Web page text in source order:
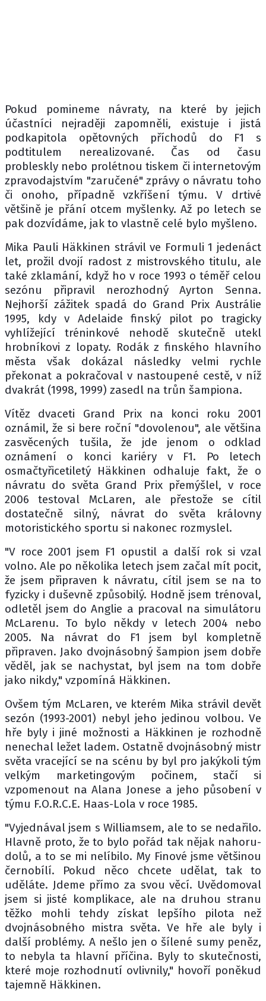
Pokud pomineme návraty, na které by jejich
účastníci nejraději zapomněli, existuje i jistá
podkapitola opětovných příchodů do F1 s
podtitulem nerealizované. Čas od času
probleskly nebo prolétnou tiskem či internetovým
zpravodajstvím "zaručené" zprávy o návratu toho
či onoho, případně vzkříšení týmu. V drtivé
většině je přání otcem myšlenky. Až po letech se
pak dozvídáme, jak to vlastně celé bylo myšleno.
Mika Pauli Häkkinen strávil ve Formuli 1 jedenáct
let, prožil dvojí radost z mistrovského titulu, ale
také zklamání, když ho v roce 1993 o téměř celou
sezónu připravil nerozhodný Ayrton Senna.
Nejhorší zážitek spadá do Grand Prix Austrálie
1995, kdy v Adelaide finský pilot po tragicky
vyhlížející tréninkové nehodě skutečně utekl
hrobníkovi z lopaty. Rodák z finského hlavního
města však dokázal následky velmi rychle
překonat a pokračoval v nastoupené cestě, v níž
dvakrát (1998, 1999) zasedl na trůn šampiona.
Vítěz dvaceti Grand Prix na konci roku 2001
oznámil, že si bere roční "dovolenou", ale většina
zasvěcených tušila, že jde jenom o odklad
oznámení o konci kariéry v F1. Po letech
osmačtyřicetiletý Häkkinen odhaluje fakt, že o
návratu do světa Grand Prix přemýšlel, v roce
2006 testoval McLaren, ale přestože se cítil
dostatečně silný, návrat do světa královny
motoristického sportu si nakonec rozmyslel.
"V roce 2001 jsem F1 opustil a další rok si vzal
volno. Ale po několika letech jsem začal mít pocit,
že jsem připraven k návratu, cítil jsem se na to
fyzicky i duševně způsobilý. Hodně jsem trénoval,
odletěl jsem do Anglie a pracoval na simulátoru
McLarenu. To bylo někdy v letech 2004 nebo
2005. Na návrat do F1 jsem byl kompletně
připraven. Jako dvojnásobný šampion jsem dobře
věděl, jak se nachystat, byl jsem na tom dobře
jako nikdy," vzpomíná Häkkinen.
Ovšem tým McLaren, ve kterém Mika strávil devět
sezón (1993-2001) nebyl jeho jedinou volbou. Ve
hře byly i jiné možnosti a Häkkinen je rozhodně
nenechal ležet ladem. Ostatně dvojnásobný mistr
světa vracející se na scénu by byl pro jakýkoli tým
velkým marketingovým počinem, stačí si
vzpomenout na Alana Jonese a jeho působení v
týmu F.O.R.C.E. Haas-Lola v roce 1985.
"Vyjednával jsem s Williamsem, ale to se nedařilo.
Hlavně proto, že to bylo pořád tak nějak nahoru-
dolů, a to se mi nelíbilo. My Finové jsme většinou
černobílí. Pokud něco chcete udělat, tak to
uděláte. Jdeme přímo za svou věcí. Uvědomoval
jsem si jisté komplikace, ale na druhou stranu
těžko mohli tehdy získat lepšího pilota než
dvojnásobného mistra světa. Ve hře ale byly i
další problémy. A nešlo jen o šílené sumy peněz,
to nebyla ta hlavní příčina. Byly to skutečnosti,
které moje rozhodnutí ovlivnily," hovoří poněkud
tajemně Häkkinen.